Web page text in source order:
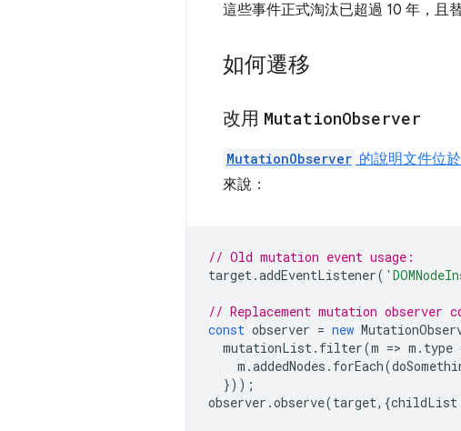
這些事件正式淘汰已超過 10 年，且
如何遷移
改用 MutationObserver
MutationObserver 的說明文件位
來說：
// Old mutation event usage:
target.addEventListener(
// Replacement mutation observer
const observer = new
mutationList. filter(m => m . type
m .addedNodes . forEach(
}));
observer .observe(target,{childList